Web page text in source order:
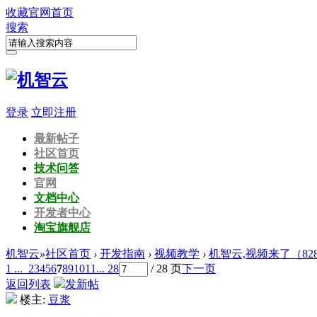
收藏官网首页
搜索
登录 立即注册
最新帖子
社区首页
技术问答
官网
文档中心
开发者中心
淘宝旗舰店
机智云»社区首页 › 开发指南 › 视频教学 › 机智云,视频来了（
1 ... 234567891011 ... 28 / 28 页下一页
返回列表
发新帖
楼主: 豆浆